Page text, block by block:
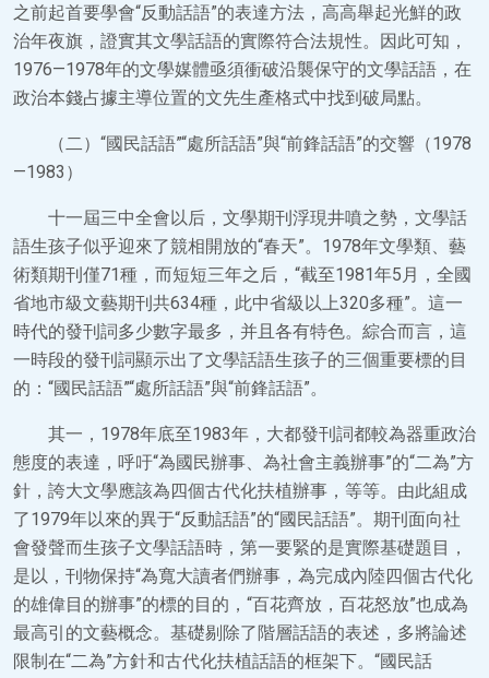
之前起首要學會“反動話語”的表達方法，高高舉起光鮮的政
治年夜旗，證實其文學話語的實際符合法規性。因此可知，
1976—1978年的文學媒體亟須衝破沿襲保守的文學話語，在
政治本錢占據主導位置的文先生產格式中找到破局點。
（二）“國民話語”“處所話語”與“前鋒話語”的交響（1978
—1983）
十一屆三中全會以后，文學期刊浮現井噴之勢，文學話
語生孩子似乎迎來了競相開放的“春天”。1978年文學類、藝
術類期刊僅71種，而短短三年之后，“截至1981年5月，全國
省地市級文藝期刊共634種，此中省級以上320多種”。這一
時代的發刊詞多少數字最多，并且各有特色。綜合而言，這
一時段的發刊詞顯示出了文學話語生孩子的三個重要標的目
的：“國民話語”“處所話語”與“前鋒話語”。
其一，1978年底至1983年，大都發刊詞都較為器重政治
態度的表達，呼吁“為國民辦事、為社會主義辦事”的“二為”方
針，誇大文學應該為四個古代化扶植辦事，等等。由此組成
了1979年以來的異于“反動話語”的“國民話語”。期刊面向社
會發聲而生孩子文學話語時，第一要緊的是實際基礎題目，
是以，刊物保持“為寬大讀者們辦事，為完成內陸四個古代化
的雄偉目的辦事”的標的目的，“百花齊放，百花怒放”也成為
最高引的文藝概念。基礎剔除了階層話語的表述，多將論述
限制在“二為”方針和古代化扶植話語的框架下。“國民話